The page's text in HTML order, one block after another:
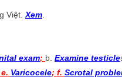
Việt. Xem
exam; b. Examine testicle
Varicocele; f. Scrotal